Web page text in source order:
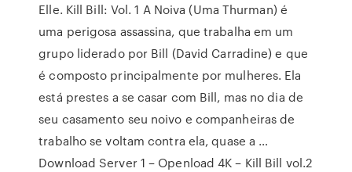
Elle. Kill Bill: Vol. 1 A Noiva (Uma Thurman) é
uma perigosa assassina, que trabalha em um
grupo liderado por Bill (David Carradine) e que
é composto principalmente por mulheres. Ela
está prestes a se casar com Bill, mas no dia de
seu casamento seu noivo e companheiras de
trabalho se voltam contra ela, quase a …
Download Server 1 – Openload 4K – Kill Bill vol.2